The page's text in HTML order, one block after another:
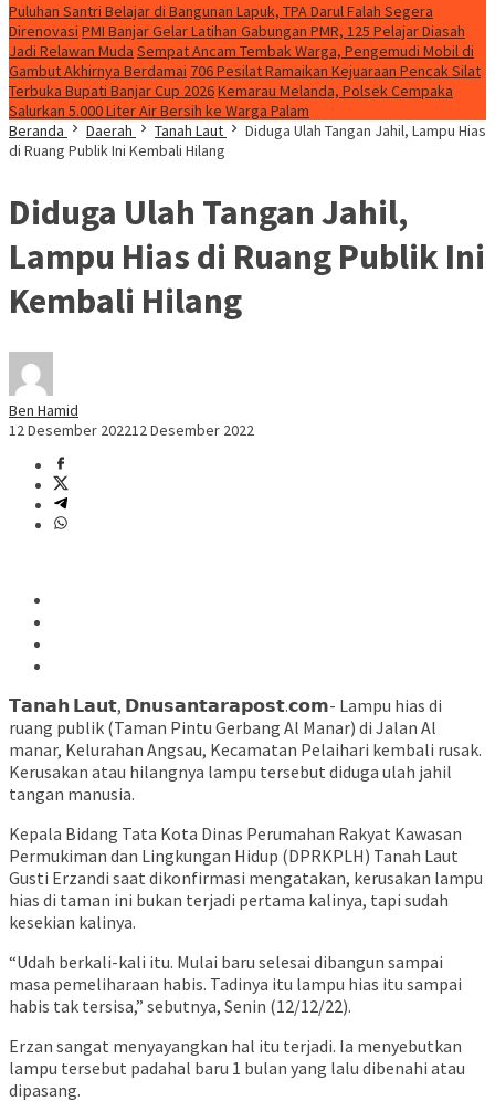
Puluhan Santri Belajar di Bangunan Lapuk, TPA Darul Falah Segera
Direnovasi PMI Banjar Gelar Latihan Gabungan PMR, 125 Pelajar Diasah
Jadi Relawan Muda Sempat Ancam Tembak Warga, Pengemudi Mobil di
Gambut Akhirnya Berdamai 706 Pesilat Ramaikan Kejuaraan Pencak Silat
Terbuka Bupati Banjar Cup 2026Kemarau Melanda, Polsek Cempaka
Salurkan 5.000 Liter Air Bersih ke Warga Palam
Beranda
Daerah Tanah Laut
Diduga Ulah Tangan Jahil, Lampu Hias
di Ruang Publik Ini Kembali Hilang
Diduga Ulah Tangan Jahil,
Lampu Hias di Ruang Publik Ini
Kembali Hilang
Ben Hamid
12 Desember 202212 Desember 2022
𝗧𝗮𝗻𝗮𝗵 𝗟𝗮𝘂𝘁, 𝗗𝗻𝘂𝘀𝗮𝗻𝘁𝗮𝗿𝗮𝗽𝗼𝘀𝘁.𝗰𝗼𝗺- Lampu hias di
ruang publik (Taman Pintu Gerbang Al Manar) di Jalan Al
manar, Kelurahan Angsau, Kecamatan Pelaihari kembali rusak.
Kerusakan atau hilangnya lampu tersebut diduga ulah jahil
tangan manusia.
Kepala Bidang Tata Kota Dinas Perumahan Rakyat Kawasan
Permukiman dan Lingkungan Hidup (DPRKPLH) Tanah Laut
Gusti Erzandi saat dikonfirmasi mengatakan, kerusakan lampu
hias di taman ini bukan terjadi pertama kalinya, tapi sudah
kesekian kalinya.
“Udah berkali-kali itu. Mulai baru selesai dibangun sampai
masa pemeliharaan habis. Tadinya itu lampu hias itu sampai
habis tak tersisa,” sebutnya, Senin (12/12/22).
Erzan sangat menyayangkan hal itu terjadi. Ia menyebutkan
lampu tersebut padahal baru 1 bulan yang lalu dibenahi atau
dipasang.